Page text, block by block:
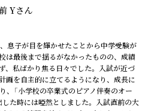
Yさん
息子が目を輝かせたことから中学受験が
は最後まで揺るがなかったものの、成績
、私ばかり焦る日々でした。入試が近づ
画を自主的に立てるようになり、成長に
、「小学校の卒業式のピアノ伴奏のオー
した時には啞然としました。入試直前の大